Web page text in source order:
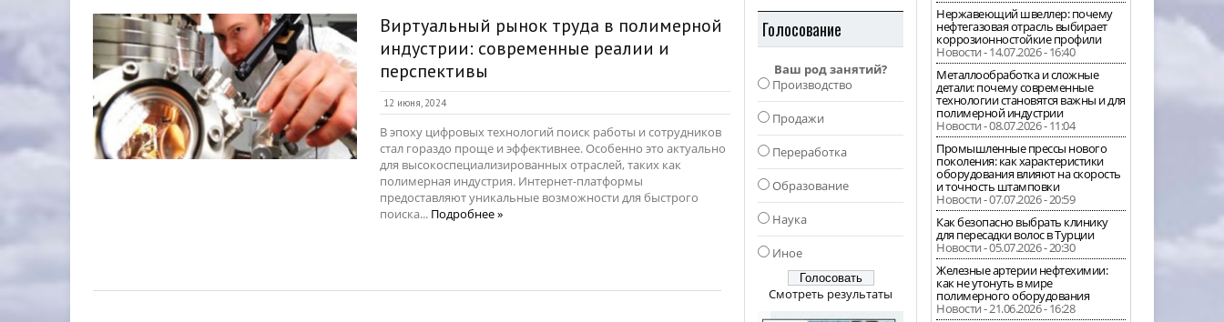
Виртуальный рынок труда в полимерной
индустрии: современные реалии и
перспективы
12 июня, 2024
В эпоху цифровых технологий поиск работы и сотрудников
стал гораздо проще и эффективнее. Особенно это актуально
для высокоспециализированных отраслей, таких как
полимерная индустрия. Интернет-платформы
предоставляют уникальные возможности для быстрого
поиска... Подробнее »
Голосование
Ваш род занятий?
Производство
Продажи
Переработка
Образование
Наука
Иное
Смотреть результаты
Нержавеющий швеллер: почему
нефтегазовая отрасль выбирает
коррозионностойкие профили
Новости - 14.07.2026 - 16:40
Металлообработка и сложные
детали: почему современные
технологии становятся важны и для
полимерной индустрии
Новости - 08.07.2026 - 11:04
Промышленные прессы нового
поколения: как характеристики
оборудования влияют на скорость
и точность штамповки
Новости - 07.07.2026 - 20:59
Как безопасно выбрать клинику
для пересадки волос в Турции
Новости - 05.07.2026 - 20:30
Железные артерии нефтехимии:
как не утонуть в мире
полимерного оборудования
Новости - 21.06.2026 - 16:28